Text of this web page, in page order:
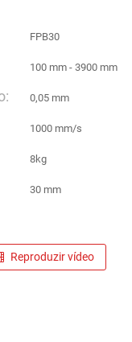
FPB30
100 mm - 3900 mm
0,05 mm
1000 mm/s
8kg
30 mm
Reproduzir vídeo